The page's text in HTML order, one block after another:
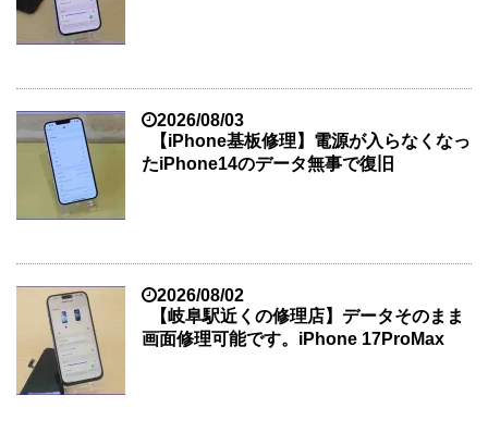
2026/08/03
【iPhone基板修理】電源が入らなくなっ
たiPhone14のデータ無事で復旧
2026/08/02
【岐阜駅近くの修理店】データそのまま
画面修理可能です。iPhone 17ProMax